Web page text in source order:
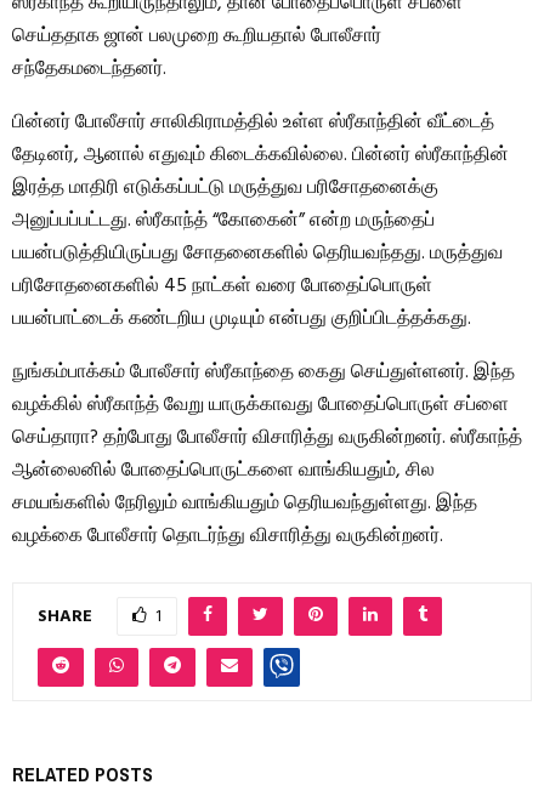
செய்ததாக ஜான் பலமுறை கூறியதால் போலீசார்
சந்தேகமடைந்தனர்.
பின்னர் போலீசார் சாலிகிராமத்தில் உள்ள ஸ்ரீகாந்தின் வீட்டைத்
தேடினர், ஆனால் எதுவும் கிடைக்கவில்லை. பின்னர் ஸ்ரீகாந்தின்
இரத்த மாதிரி எடுக்கப்பட்டு மருத்துவ பரிசோதனைக்கு
அனுப்பப்பட்டது. ஸ்ரீகாந்த் “கோகைன்” என்ற மருந்தைப்
பயன்படுத்தியிருப்பது சோதனைகளில் தெரியவந்தது. மருத்துவ
பரிசோதனைகளில் 45 நாட்கள் வரை போதைப்பொருள்
பயன்பாட்டைக் கண்டறிய முடியும் என்பது குறிப்பிடத்தக்கது.
நுங்கம்பாக்கம் போலீசார் ஸ்ரீகாந்தை கைது செய்துள்ளனர். இந்த
வழக்கில் ஸ்ரீகாந்த் வேறு யாருக்காவது போதைப்பொருள் சப்ளை
செய்தாரா? தற்போது போலீசார் விசாரித்து வருகின்றனர். ஸ்ரீகாந்த்
ஆன்லைனில் போதைப்பொருட்களை வாங்கியதும், சில
சமயங்களில் நேரிலும் வாங்கியதும் தெரியவந்துள்ளது. இந்த
வழக்கை போலீசார் தொடர்ந்து விசாரித்து வருகின்றனர்.
SHARE 1
RELATED POSTS